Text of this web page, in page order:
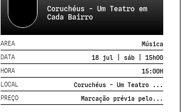
Coruchéus - Um Teatro em
Cada Bairro
AREA
Música
DATA
18 jul | sáb | 15h00
HORA
15:00H
LOCAL
Coruchéus - Um Teatro ...
PREÇO
Marcação prévia pelo...